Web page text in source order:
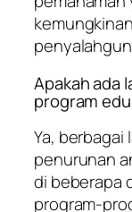
Apakah ada
program
Ya, berbagai
penurunan
di beberapa
program-